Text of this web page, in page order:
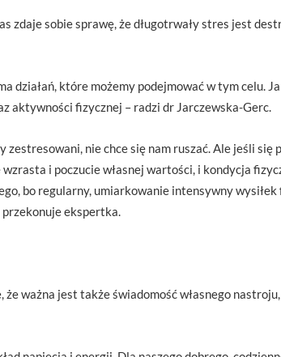
zdaje sobie sprawę, że długotrwały stres jest
działań, które możemy podejmować w tym celu.
aktywności fizycznej – radzi dr Jarczewska-Gerc.
zestresowani, nie chce się nam ruszać. Ale jeśli
wzrasta i poczucie własnej wartości, i kondycja
bo regularny, umiarkowanie intensywny
przekonuje ekspertka.
że ważna jest także świadomość własnego